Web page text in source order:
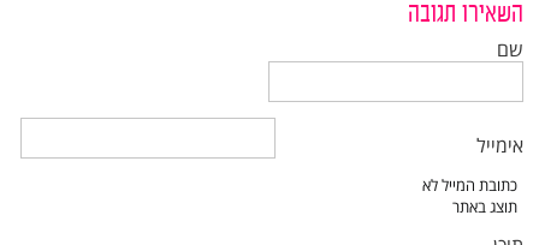
השאירו תגובה
שם
אימייל